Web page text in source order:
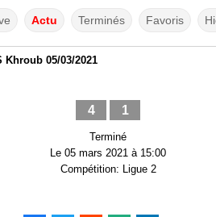
Actu Terminés Favoris
Khroub 05/03/2021
4 1
Terminé
Le 05 mars 2021 à 15:00
Compétition: Ligue 2